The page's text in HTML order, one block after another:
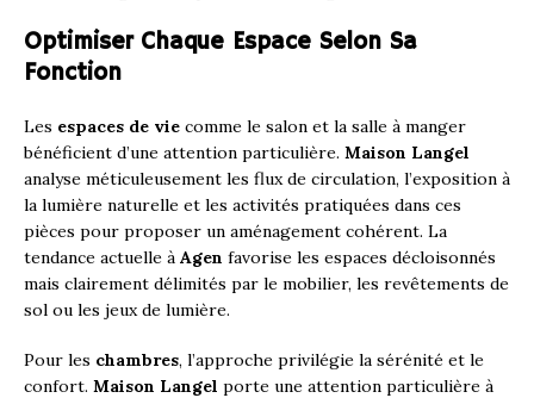
Optimiser Chaque Espace Selon Sa
Fonction
Les espaces de vie comme le salon et la salle à manger
bénéficient d’une attention particulière. Maison Langel
analyse méticuleusement les flux de circulation, l’exposition à
la lumière naturelle et les activités pratiquées dans ces
pièces pour proposer un aménagement cohérent. La
tendance actuelle à Agen favorise les espaces décloisonnés
mais clairement délimités par le mobilier, les revêtements de
sol ou les jeux de lumière.
Pour les chambres, l’approche privilégie la sérénité et le
confort. Maison Langel porte une attention particulière à